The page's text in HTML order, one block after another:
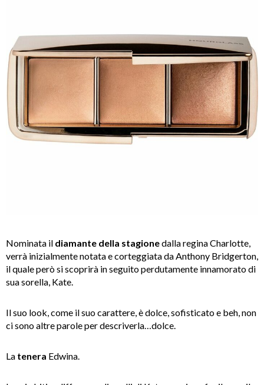
Nominata il diamante della stagionedalla regina Charlotte,
verrà inizialmente notata e corteggiata da Anthony Bridgerton,
il quale però si scoprirà in seguito perdutamente innamorato di
sua sorella, Kate.
Il suo look, come il suo carattere, è dolce, sofisticato e beh, non
ci sono altre parole per descriverla…dolce.
La tenera Edwina.